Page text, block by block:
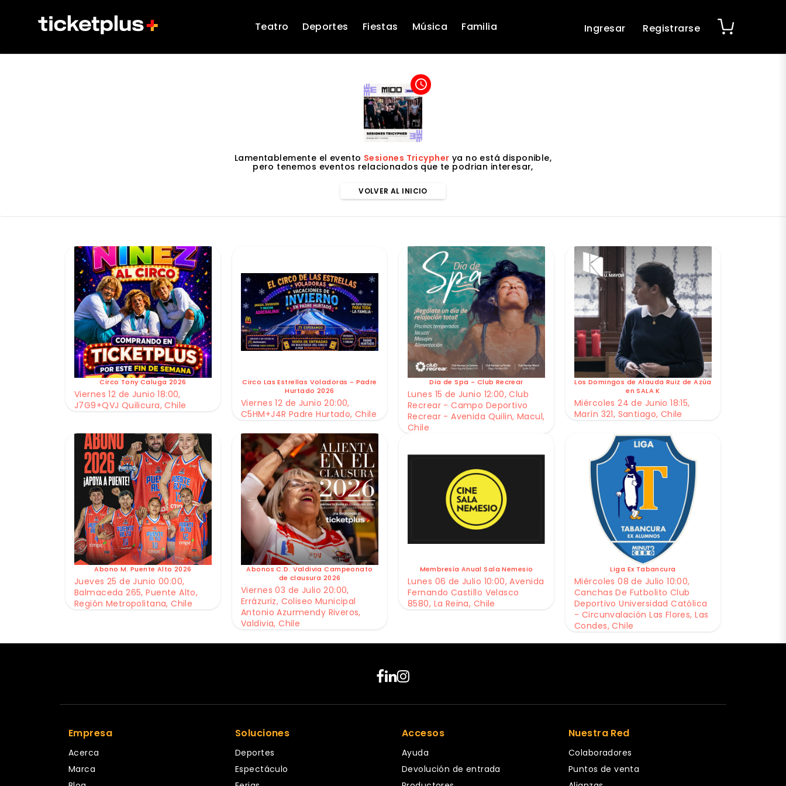
Teatro Deportes Fiestas Música Familia Ingresar Registrarse
access_time
Lamentablemente el evento Sesiones Tricypher ya no está disponible,
pero tenemos eventos relacionados que te podrian interesar,
VOLVER AL INICIO
Circo Tony Caluga 2026
Viernes 12 de Junio 18:00,
J7G9+QVJ Quilicura, Chile
Circo Las Estrellas Voladoras - Padre
Hurtado 2026
Viernes 12 de Junio 20:00,
C5HM+J4R Padre Hurtado, Chile
Dia de Spa - Club Recrear
Lunes 15 de Junio 12:00, Club
Recrear - Campo Deportivo
Recrear - Avenida Quilin, Macul,
Chile
Los Domingos de Alauda Ruiz de Azúa
en SALA K
Miércoles 24 de Junio 18:15,
Marín 321, Santiago, Chile
Abono M. Puente Alto 2026
Jueves 25 de Junio 00:00,
Balmaceda 265, Puente Alto,
Región Metropolitana, Chile
Abonos C.D. Valdivia Campeonato
de clausura 2026
Viernes 03 de Julio 20:00,
Errázuriz, Coliseo Municipal
Antonio Azurmendy Riveros,
Valdivia, Chile
Membresía Anual Sala Nemesio
Lunes 06 de Julio 10:00, Avenida
Fernando Castillo Velasco
8580, La Reina, Chile
Liga Ex Tabancura
Miércoles 08 de Julio 10:00,
Canchas De Futbolito Club
Deportivo Universidad Católica
- Circunvalación Las Flores, Las
Condes, Chile
Empresa
Acerca
Marca
Soluciones
Deportes
Espectáculo
Accesos
Ayuda
Devolución de entrada
Nuestra Red
Colaboradores
Puntos de venta